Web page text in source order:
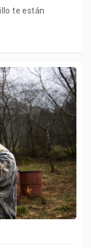
te están